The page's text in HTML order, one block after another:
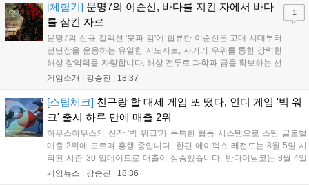
[체험기] 문명7의 이순신, 바다를 지킨 자에서 바다
를 삼킨 자로
문명7의 신규 컬렉션 '붓과 검'에 합류한 이순신은 고대 시대부터
전단장을 운용하는 유일한 지도자로, 사거리 우위를 통한 강력한
해상 장악력을 자랑합니다. 해상 전투로 과학과 금을 확보하는 선
제적 공격 전술이 핵심이며, 카르타고나 촐라 문명과 조합 시 압
로 해안을 초토화할 수 있습니다. 이순신은 지상전 중심의 도요토
미 히데요시와 대비되는 해상 군신으로서 전략적 재미를 극대화
합니다....
게임소개 | 강승진 18:37
1
[스팀체크] 친구랑 할 대세 게임 또 떴다, 인디 게임 '빅 워
크' 출시 하루 만에 매출 2위
하우스하우스의 신작 '빅 워크'가 독특한 협동 시스템으로 스팀 글로벌
매출 2위에 오르며 흥행 중입니다. 한편 에이펙스 레전드는 8월 5일 시
작된 시즌 30 업데이트로 매출이 상승했습니다. 반다이남코는 8월 4일
무료 업데이트를 배포하고 8월 5일 '슈퍼로봇대전 Y'의 35주년 기념 유
게임뉴스 | 강승진 18:36